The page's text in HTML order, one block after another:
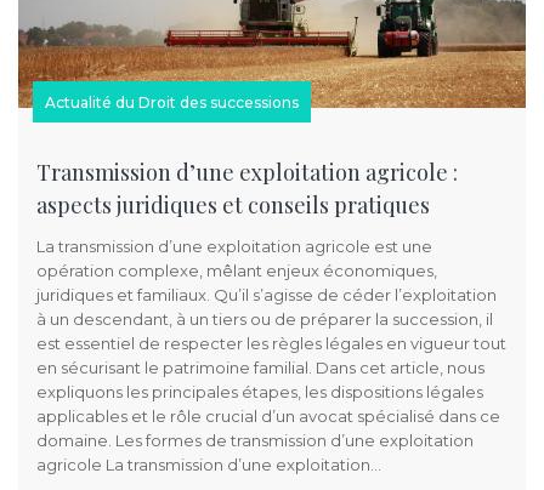
Actualité du Droit des successions
Transmission d’une exploitation agricole :
aspects juridiques et conseils pratiques
La transmission d’une exploitation agricole est une
opération complexe, mêlant enjeux économiques,
juridiques et familiaux. Qu’il s’agisse de céder l’exploitation
à un descendant, à un tiers ou de préparer la succession, il
est essentiel de respecter les règles légales en vigueur tout
en sécurisant le patrimoine familial. Dans cet article, nous
expliquons les principales étapes, les dispositions légales
applicables et le rôle crucial d’un avocat spécialisé dans ce
domaine. Les formes de transmission d’une exploitation
agricole La transmission d’une exploitation…